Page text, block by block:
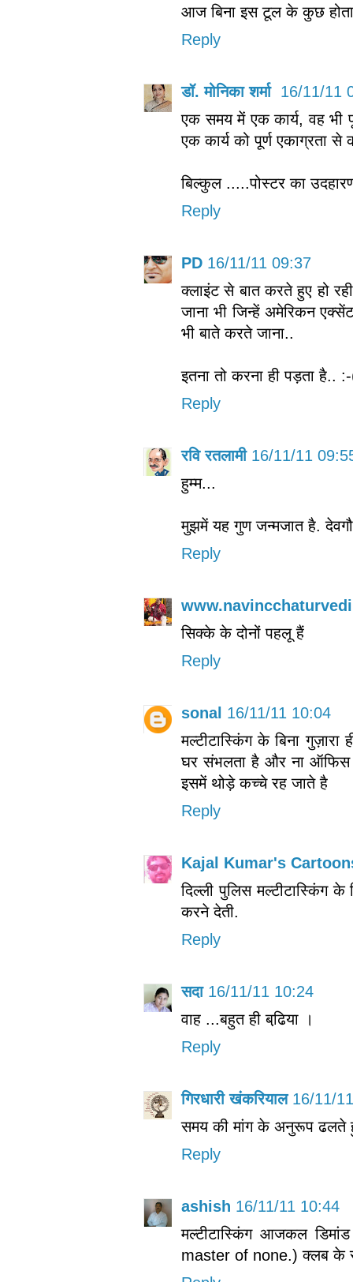
आज बिना इस टूल के कुछ
Reply
डॉ. मोनिका शर्मा 16/11/11
एक समय में एक कार्य, वह भी
एक कार्य को पूर्ण एकाग्रता
बिल्कुल .....पोस्टर का
Reply
PD 16/11/11 09:37
क्लाइंट से बात करते हुए हो
जाना भी जिन्हें अमेरिकन
भी बाते करते जाना..
इतना तो करना ही पड़ता है..
Reply
रवि रतलामी 16/11/11
हुम्म...
मुझमें यह गुण जन्मजात है.
Reply
सिक्के के दोनों पहलू हैं
Reply
sonal 16/11/11 10:04
मल्टीटास्किंग के बिना
घर संभलता है और ना ऑफिस
इसमें थोड़े कच्चे रह जाते है
Reply
Kajal Kumar's
दिल्ली पुलिस मल्टीटास्किंग
करने देती.
Reply
सदा 16/11/11 10:24
वाह ...बहुत ही बढि़या ।
Reply
गिरधारी खंकरियाल 16/11/
समय की मांग के अनुरूप ढलते
Reply
ashish 16/11/11 10:44
मल्टीटास्किंग आजकल
master of none.) क्लब के